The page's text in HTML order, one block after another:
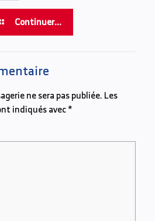
Continuer...
ne sera pas publiée.Les
indiqués avec*